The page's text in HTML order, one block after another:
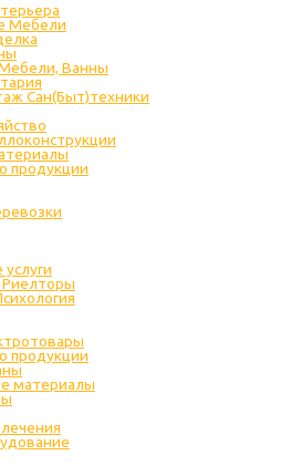
Мебели
Ванны
Сан(Быт)техники
продукции
Риелторы
продукции
материалы